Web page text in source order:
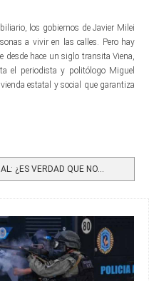
los gobiernos de Javier Milei
a vivir en las calles. Pero hay
desde hace un siglo transita Viena,
el periodista y politólogo Miguel
estatal y social que garantiza
¿ES VERDAD QUE NO...